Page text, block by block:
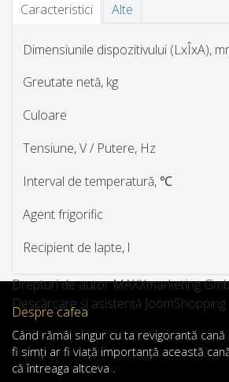
Caracteristici Alte
Dimensiunile dispozitivului (LxÎxA),
Greutate netă, kg
Culoare
Tensiune, V / Putere, Hz
Interval de temperatură, ℃
Agent frigorific
Recipient de lapte, l
Drepturi de autor MAXXmarketing
Descărcare și asistență JoomShopping
Despre cafea
Când rămâi singur cu ta revigorantă cană
fi simți ar fi viață importanță această
că întreaga altceva .